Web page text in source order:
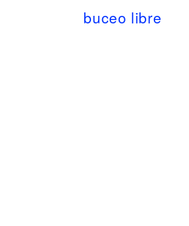
buceo libre